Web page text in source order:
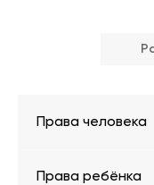
Права человека
Права ребёнка